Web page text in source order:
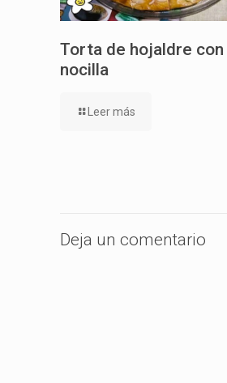
Torta de hojaldre con
nocilla
Leer más
Deja un comentario